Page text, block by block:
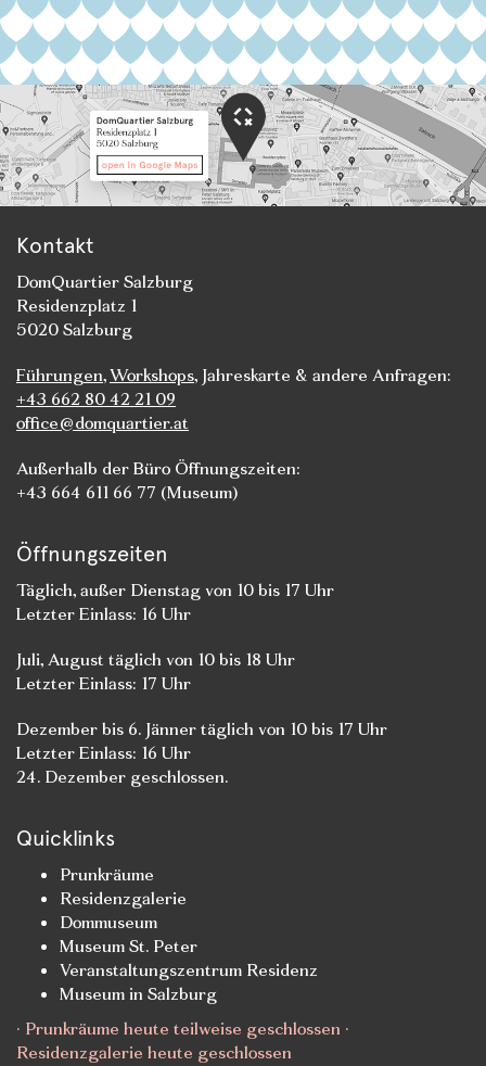
Kontakt
DomQuartier Salzburg
Residenzplatz 1
5020 Salzburg
Führungen,Workshops, Jahreskarte & andere Anfragen:
+43 662 80 42 21 09
office@domquartier.at
Außerhalb der Büro Öffnungszeiten:
+43 664 611 66 77 (Museum)
Öffnungszeiten
Täglich, außer Dienstag von 10 bis 17 Uhr
Letzter Einlass: 16 Uhr
Juli, August täglich von 10 bis 18 Uhr
Letzter Einlass: 17 Uhr
Dezember bis 6. Jänner täglich von 10 bis 17 Uhr
Letzter Einlass: 16 Uhr
24. Dezember geschlossen.
Quicklinks
Prunkräume
Residenzgalerie
Dommuseum
Museum St. Peter
Veranstaltungszentrum Residenz
Museum in Salzburg
· Prunkräume heute teilweise geschlossen ·
Residenzgalerie heute geschlossen